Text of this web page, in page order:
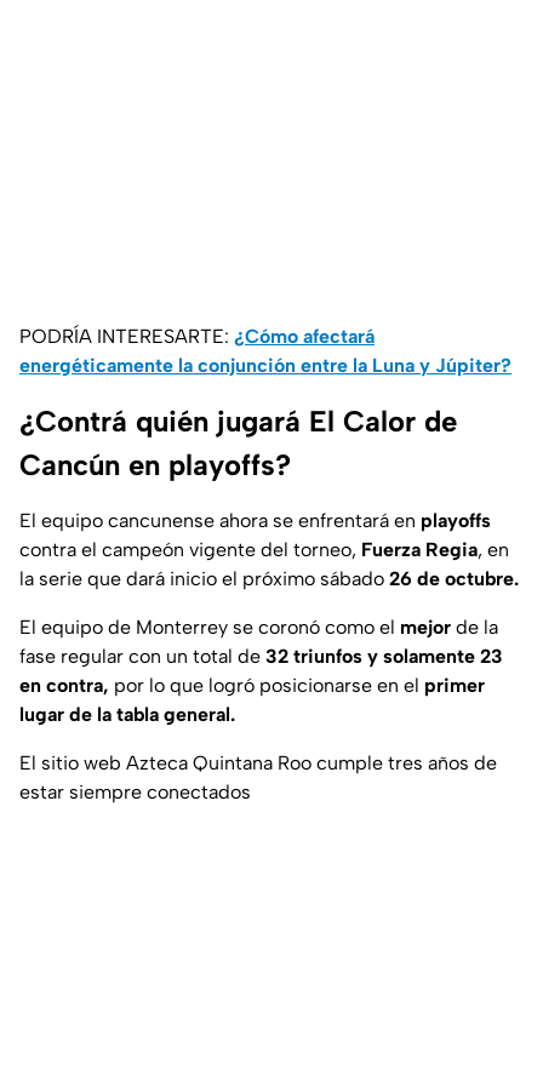
PODRÍA INTERESARTE: ¿Cómo afectará
energéticamente la conjunción entre la Luna y Júpiter?
¿Contrá quién jugará El Calor de
Cancún en playoffs?
El equipo cancunense ahora se enfrentará en playoffs
contra el campeón vigente del torneo, Fuerza Regia, en
la serie que dará inicio el próximo sábado 26 de octubre.
El equipo de Monterrey se coronó como el mejor de la
fase regular con un total de 32 triunfos y solamente 23
en contra, por lo que logró posicionarse en el primer
lugar de la tabla general.
El sitio web Azteca Quintana Roo cumple tres años de
estar siempre conectados